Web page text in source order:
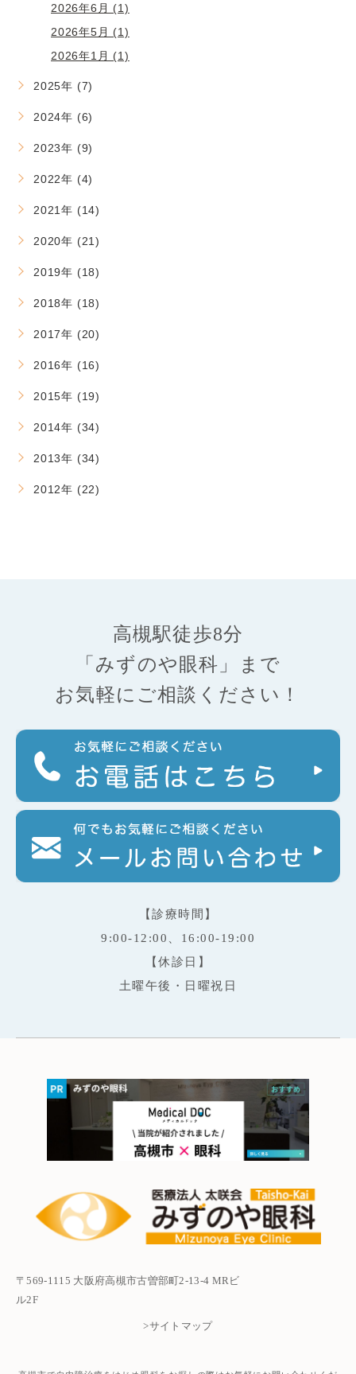
2026年6月 (1)
2026年5月 (1)
2026年1月 (1)
2025年 (7)
2024年 (6)
2023年 (9)
2022年 (4)
2021年 (14)
2020年 (21)
2019年 (18)
2018年 (18)
2017年 (20)
2016年 (16)
2015年 (19)
2014年 (34)
2013年 (34)
2012年 (22)
高槻駅徒歩8分
「みずのや眼科」まで
お気軽にご相談ください！
【診療時間】
9:00-12:00、16:00-19:00
【休診日】
土曜午後・日曜祝日
〒569-1115 大阪府高槻市古曽部町2-13-4 MRビ
ル2F
>サイトマップ